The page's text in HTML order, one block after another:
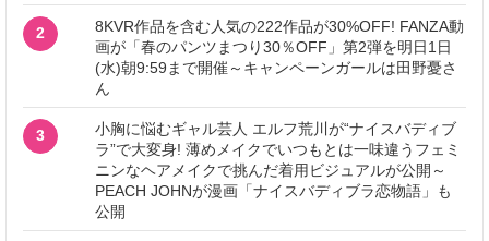
2
8KVR作品を含む人気の222作品が30%OFF! FANZA動
画が「春のパンツまつり30％OFF」第2弾を明日1日
(水)朝9:59まで開催～キャンペーンガールは田野憂さ
ん
3
小胸に悩むギャル芸人 エルフ荒川が“ナイスバディブ
ラ”で大変身! 薄めメイクでいつもとは一味違うフェミ
ニンなヘアメイクで挑んだ着用ビジュアルが公開～
PEACH JOHNが漫画「ナイスバディブラ恋物語」も
公開